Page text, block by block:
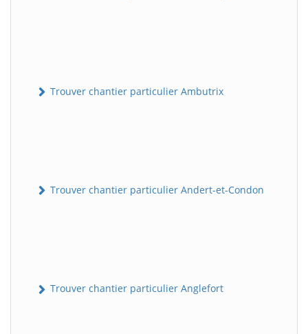
Trouver chantier particulier Ambutrix
Trouver chantier particulier Andert-et-Condon
Trouver chantier particulier Anglefort